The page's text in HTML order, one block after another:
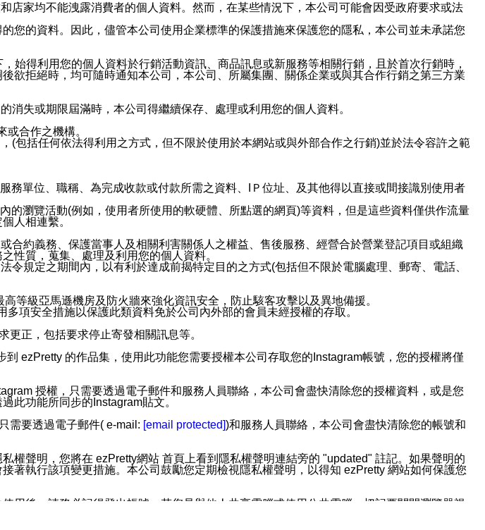
家均不能洩露消費者的個人資料。然而，在某些情況下，本公司可能會因受政府要求或法
您的資料。因此，儘管本公司使用企業標準的保護措施來保護您的隱私，本公司並未承諾您
得利用您的個人資料於行銷活動資訊、商品訊息或新服務等相關行銷，且於首次行銷時，
欲拒絕時，均可隨時通知本公司，本公司、所屬集團、關係企業或與其合作行銷之第三方業
失或期限屆滿時，本公司得繼續保存、處理或利用您的個人資料。
合作之機構。
包括任何依法得利用之方式，但不限於使用於本網站或與外部合作之行銷)並於法令容許之範
單位、職稱、為完成收款或付款所需之資料、IＰ位址、及其他得以直接或間接識別使用者
瀏覽活動(例如，使用者所使用的軟硬體、所點選的網頁)等資料，但是這些資料僅供作流量
人相連繫。
約義務、保護當事人及相關利害關係人之權益、售後服務、經營合於營業登記項目或組織
性質，蒐集、處理及利用您的個人資料。
規定之期間內，以有利於達成前揭特定目的之方式(包括但不限於電腦處理、郵寄、電話、
等級亞馬遜機房及防火牆來強化資訊安全，防止駭客攻擊以及異地備援。
項安全措施以保護此類資料免於公司內外部的會員未經授權的存取。
正，包括要求停止寄發相關訊息等。
ezPretty 的作品集，使用此功能您需要授權本公司存取您的Instagram帳號，您的授權將僅
授權，只需要透過電子郵件和服務人員聯絡，本公司會盡快清除您的授權資料，或是您
此功能所同步的Instagram貼文。
需要透過電子郵件( e-mail: [email protected])和服務人員聯絡，本公司會盡快清除您的帳號和
權聲明，您將在 ezPretty網站 首頁上看到隱私權聲明連結旁的 "updated" 註記。如果聲明的
著執行該項變更措施。本公司鼓勵您定期檢視隱私權聲明，以得知 ezPretty 網站如何保護您
用後，請務必記得登出帳號。若您是與他人共享電腦或使用公共電腦，切記要關閉瀏覽器視